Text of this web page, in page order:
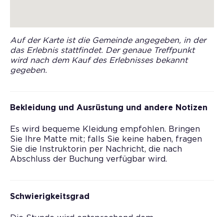
Auf der Karte ist die Gemeinde angegeben, in der
das Erlebnis stattfindet. Der genaue Treffpunkt
wird nach dem Kauf des Erlebnisses bekannt
gegeben.
Bekleidung und Ausrüstung und andere Notizen
Es wird bequeme Kleidung empfohlen. Bringen
Sie Ihre Matte mit; falls Sie keine haben, fragen
Sie die Instruktorin per Nachricht, die nach
Abschluss der Buchung verfügbar wird.
Schwierigkeitsgrad